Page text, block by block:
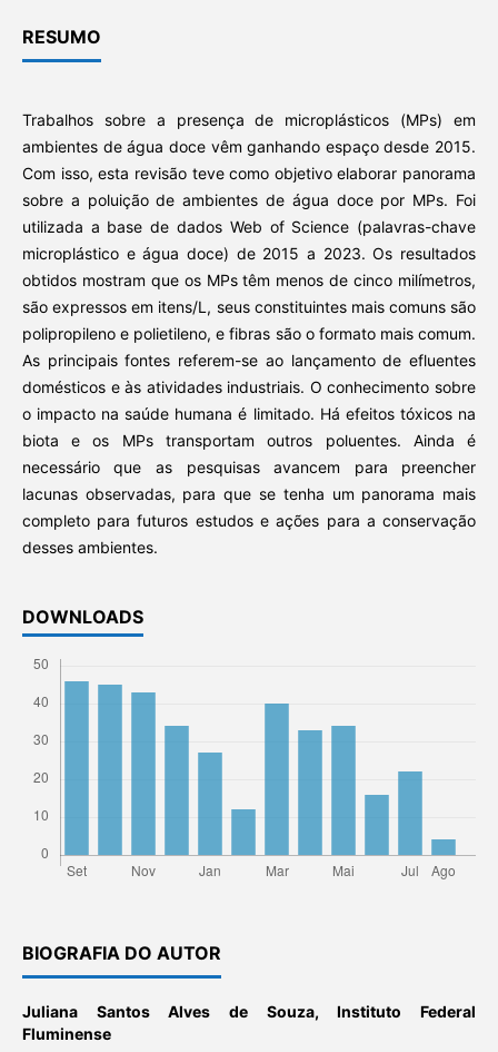
RESUMO
Trabalhos sobre a presença de microplásticos (MPs) em
ambientes de água doce vêm ganhando espaço desde 2015.
Com isso, esta revisão teve como objetivo elaborar panorama
sobre a poluição de ambientes de água doce por MPs. Foi
utilizada a base de dados Web of Science (palavras-chave
microplástico e água doce) de 2015 a 2023. Os resultados
obtidos mostram que os MPs têm menos de cinco milímetros,
são expressos em itens/L, seus constituintes mais comuns são
polipropileno e polietileno, e fibras são o formato mais comum.
As principais fontes referem-se ao lançamento de efluentes
domésticos e às atividades industriais. O conhecimento sobre
o impacto na saúde humana é limitado. Há efeitos tóxicos na
biota e os MPs transportam outros poluentes. Ainda é
necessário que as pesquisas avancem para preencher
lacunas observadas, para que se tenha um panorama mais
completo para futuros estudos e ações para a conservação
desses ambientes.
DOWNLOADS
BIOGRAFIA DO AUTOR
Juliana Santos Alves de Souza,Instituto Federal
Fluminense